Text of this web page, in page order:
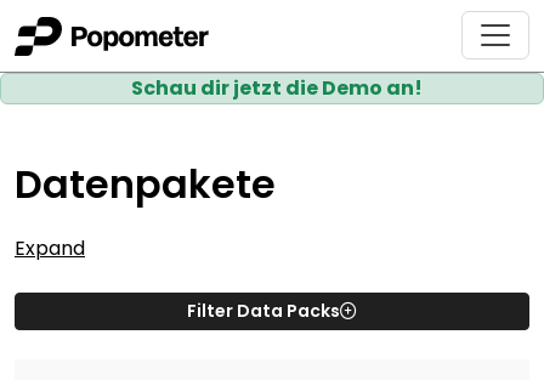
Schau dir jetzt die Demo an!
Datenpakete
Expand
Filter Data Packs